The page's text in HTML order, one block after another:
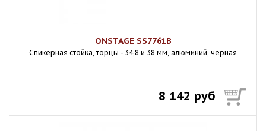
ONSTAGE SS7761B
Спикерная стойка, торцы - 34,8 и 38 мм, алюминий, черная
8 142 руб